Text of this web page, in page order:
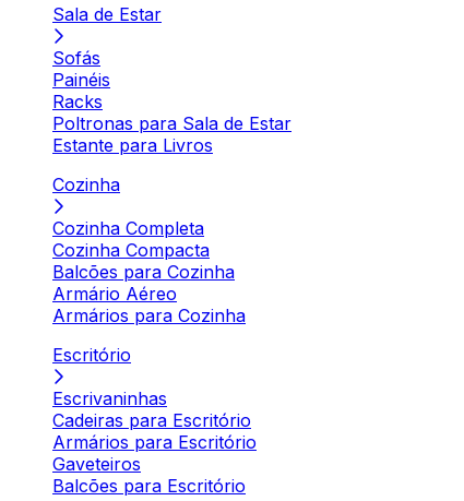
Sala de Estar
Sofás
Painéis
Racks
Poltronas para Sala de Estar
Estante para Livros
Cozinha
Cozinha Completa
Cozinha Compacta
Balcões para Cozinha
Armário Aéreo
Armários para Cozinha
Escritório
Escrivaninhas
Cadeiras para Escritório
Armários para Escritório
Gaveteiros
Balcões para Escritório